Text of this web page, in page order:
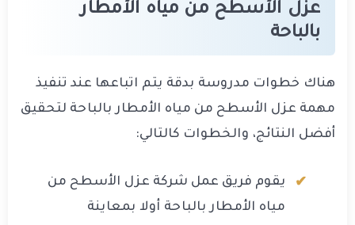
عزل الأسطح من مياه الأمطار
بالباحة
هناك خطوات مدروسة بدقة يتم اتباعها عند تنفيذ
مهمة عزل الأسطح من مياه الأمطار بالباحة لتحقيق
أفضل النتائج، والخطوات كالتالي:
يقوم فريق عمل شركة عزل الأسطح من
مياه الأمطار بالباحة أولا بمعاينة